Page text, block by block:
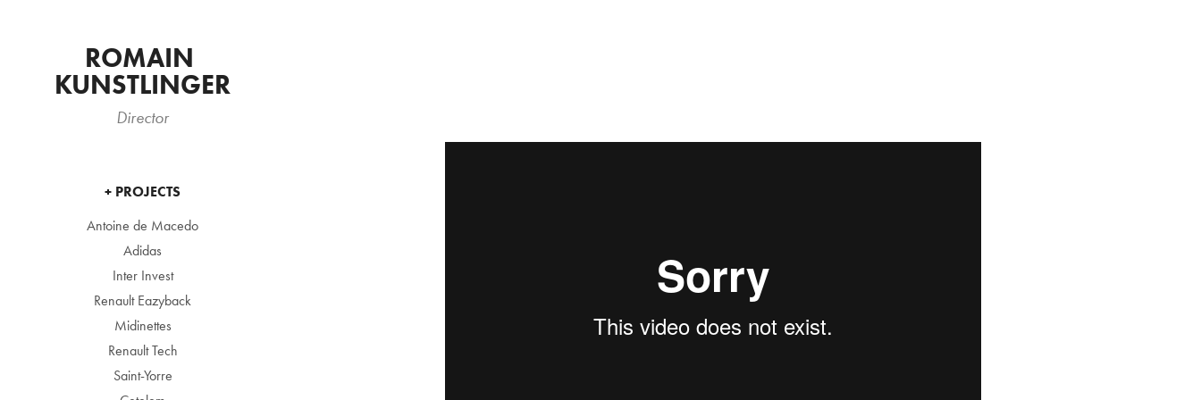
ROMAIN
KUNSTLINGER
Director
+ PROJECTS
Antoine de Macedo
Adidas
Inter Invest
Renault Eazyback
Midinettes
Renault Tech
Saint-Yorre